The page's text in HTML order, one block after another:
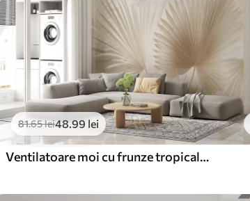
81.65lei48.99 lei
Ventilatoare moi cu frunze tropicale în tonuri de bej deschis și bleumarin